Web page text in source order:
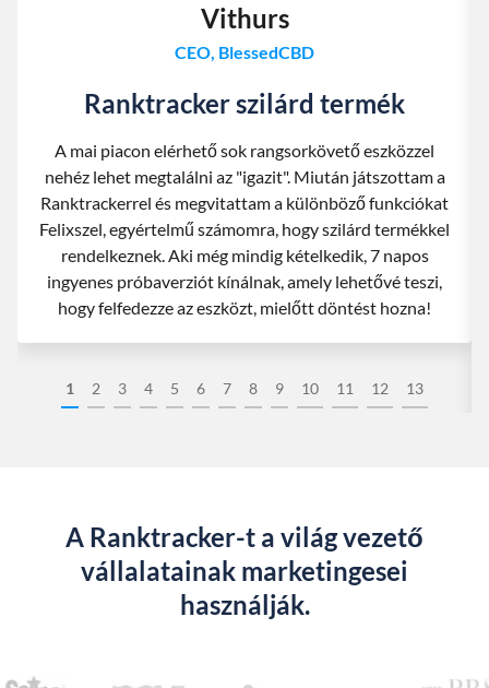
1 2 3 4 5 6 7 8 9 10 11 12 13
Vithurs
CEO, BlessedCBD
Ranktracker szilárd termék
A mai piacon elérhető sok rangsorkövető eszközzel
nehéz lehet megtalálni az "igazit". Miután játszottam a
Ranktrackerrel és megvitattam a különböző funkciókat
Felixszel, egyértelmű számomra, hogy szilárd termékkel
rendelkeznek. Aki még mindig kételkedik, 7 napos
ingyenes próbaverziót kínálnak, amely lehetővé teszi,
hogy felfedezze az eszközt, mielőtt döntést hozna!
A Ranktracker-t a világ vezető
vállalatainak marketingesei
használják.